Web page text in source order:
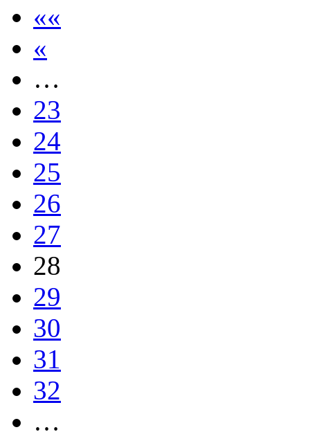
««
«
…
23
24
25
26
27
28
29
30
31
32
…